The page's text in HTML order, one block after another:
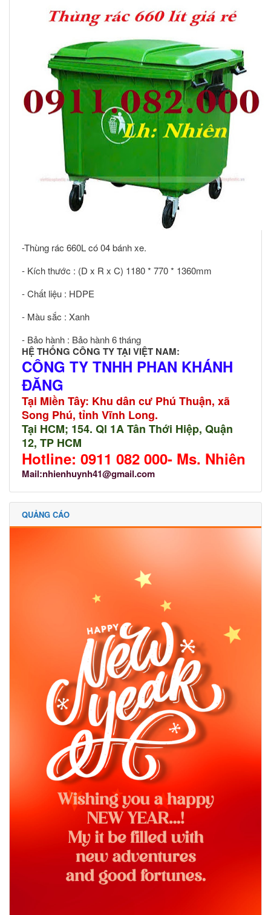
-Thùng rác 660L có 04 bánh xe.
- Kích thước : (D x R x C) 1180 * 770 * 1360mm
- Chất liệu : HDPE
- Màu sắc : Xanh
- Bảo hành : Bảo hành 6 tháng
HỆ THỐNG CÔNG TY TẠI VIỆT NAM:
CÔNG TY TNHH PHAN KHÁNH
ĐĂNG
Tại Miền Tây: Khu dân cư Phú Thuận, xã
Song Phú, tỉnh Vĩnh Long.
Tại HCM; 154. Ql 1A Tân Thới Hiệp, Quận
12, TP HCM
Hotline: 0911 082 000- Ms. Nhiên
Mail:nhienhuynh41@gmail.com
QUẢNG CÁO